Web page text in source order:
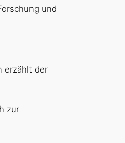
und
erzählt der
zur